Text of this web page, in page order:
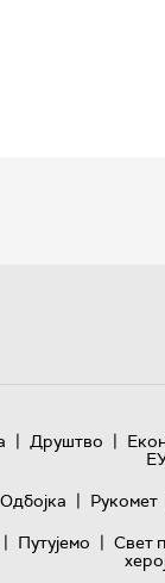
| Друштво |
Одбојка | Рукомет
| Путујемо | Свет